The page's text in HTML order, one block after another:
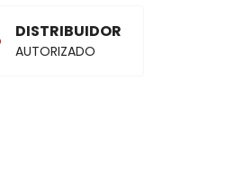
DISTRIBUIDOR
AUTORIZADO